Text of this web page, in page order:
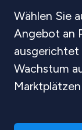
Wählen Sie
Angebot an
ausgerichtet
Wachstum